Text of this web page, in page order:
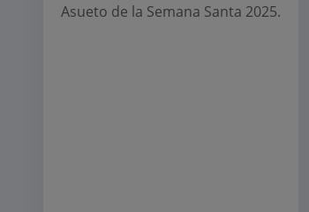
Asueto de la Semana Santa 2025.